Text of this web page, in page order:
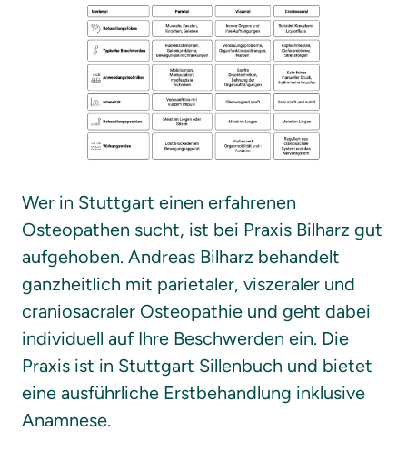
Wer in Stuttgart einen erfahrenen
Osteopathen sucht, ist bei Praxis Bilharz gut
aufgehoben. Andreas Bilharz behandelt
ganzheitlich mit parietaler, viszeraler und
craniosacraler Osteopathie und geht dabei
individuell auf Ihre Beschwerden ein. Die
Praxis ist in Stuttgart Sillenbuch und bietet
eine ausführliche Erstbehandlung inklusive
Anamnese.